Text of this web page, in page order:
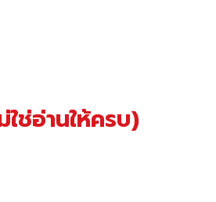
ช่อ่านให้ครบ)